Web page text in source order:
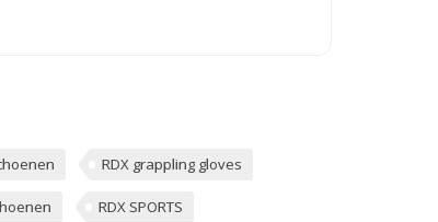
RDX grappling gloves
RDX SPORTS